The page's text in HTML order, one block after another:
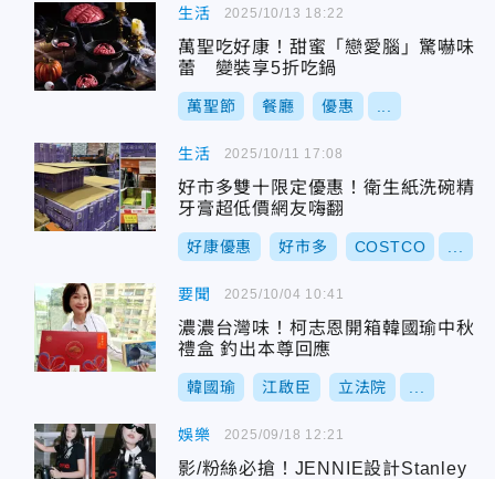
生活
萬聖吃好康！甜蜜「戀愛腦」驚嚇味
蕾 變裝享5折吃鍋
萬聖節 餐廳 優惠
2025/10/13 18:22
生活
好市多雙十限定優惠！衛生紙洗碗精
牙膏超低價網友嗨翻
好康優惠 好市多 COSTCO
2025/10/11 17:08
要聞
濃濃台灣味！柯志恩開箱韓國瑜中秋
禮盒 釣出本尊回應
韓國瑜 江啟臣 立法院
2025/10/04 10:41
娛樂
影/粉絲必搶！JENNIE設計Stanley
2025/09/18 12:21